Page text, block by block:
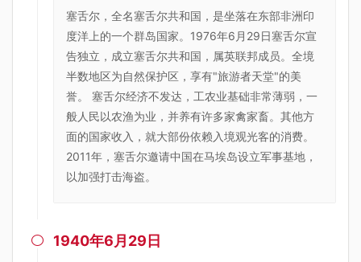
塞舌尔，全名塞舌尔共和国，是坐落在东部非洲印
度洋上的一个群岛国家。1976年6月29日塞舌尔宣
告独立，成立塞舌尔共和国，属英联邦成员。全境
半数地区为自然保护区，享有"旅游者天堂"的美
誉。 塞舌尔经济不发达，工农业基础非常薄弱，一
般人民以农渔为业，并养有许多家禽家畜。其他方
面的国家收入，就大部份依赖入境观光客的消费。
2011年，塞舌尔邀请中国在马埃岛设立军事基地，
以加强打击海盗。
 1940年6月29日